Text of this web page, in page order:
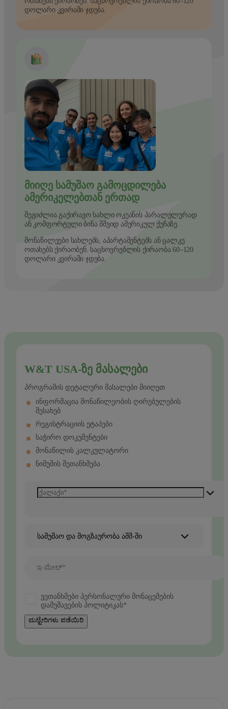
დოლარი კვირაში ჯდება.
ᲛᲘᲘᲦᲔ ᲡᲐᲛᲣᲨᲐᲝ ᲒᲐᲛᲝᲪᲓᲘᲚᲔᲑᲐ
ᲐᲛᲔᲠᲘᲙᲔᲚᲔᲑᲗᲐᲜ ᲔᲠᲗᲐᲓ
შეგიძლია გაქირავო სახლი ოკეანის პარალელურად
ან კომფორტული ბინა მშვიდ ამერიკულ ქუჩაზე.
მონაწილეები სახლებს, აპარტამენტებს ან ცალკე
ოთახებს ქირაობენ. საცხოვრებლის ქირაობა 60–120
დოლარი კვირაში ჯდება.
W&T USA-ᲖᲔ ᲛᲐᲡᲐᲚᲔᲑᲘ
პროგრამის დეტალური მასალები მიიღეთ
ინფორმაცია მონაწილეობის ღირებულების
შესახებ
რეგისტრაციის ეტაპები
საჭირო დოკუმენტები
მონაწილის კალკულატორი
ნიმუშის შეთანხმება
სამუშაო და მოგზაურობა აშშ-ში
ಇ-ಮೇಲ್*
ვეთანხმები პერსონალური მონაცემების
დამუშავების პოლიტიკას*
ಮಟ್ಟೇರಿಗಳು ಪಡೆಯಿರಿ